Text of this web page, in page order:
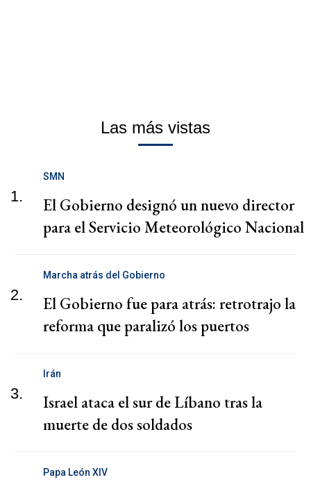
Las más vistas
1.
SMN
El Gobierno designó un nuevo director
para el Servicio Meteorológico Nacional
2.
Marcha atrás del Gobierno
El Gobierno fue para atrás: retrotrajo la
reforma que paralizó los puertos
3.
Irán
Israel ataca el sur de Líbano tras la
muerte de dos soldados
Papa León XIV